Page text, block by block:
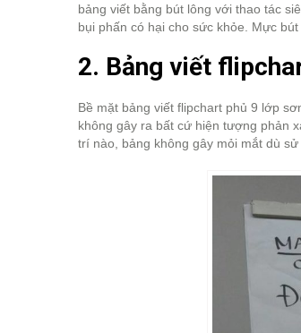
bảng viết bằng bút lông với thao tác
bụi phấn có hại cho sức khỏe. Mực
2. Bảng viết
Bề mặt bảng viết flipchart phủ 9 lớp
không gây ra bất cứ hiện tượng phản
trí nào, bảng không gây mỏi mắt dù